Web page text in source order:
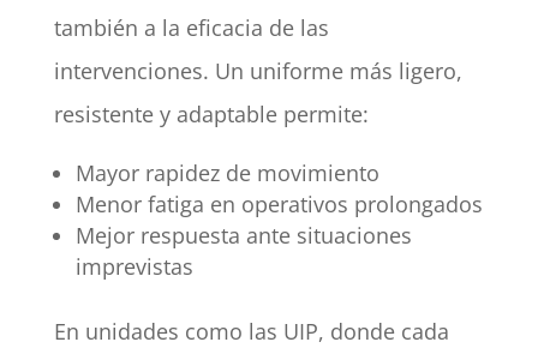
también a la eficacia de las
intervenciones. Un uniforme más ligero,
resistente y adaptable permite:
Mayor rapidez de movimiento
Menor fatiga en operativos prolongados
Mejor respuesta ante situaciones
imprevistas
En unidades como las UIP, donde cada